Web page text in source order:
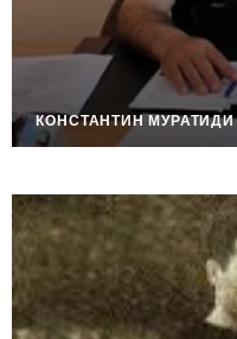
КОНСТАНТИН МУРАТИДИ